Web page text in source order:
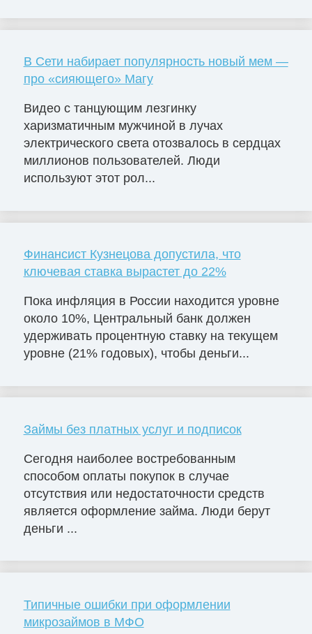
В Сети набирает популярность новый мем —
про «сияющего» Магу
Видео с танцующим лезгинку
харизматичным мужчиной в лучах
электрического света отозвалось в сердцах
миллионов пользователей. Люди
используют этот рол...
Финансист Кузнецова допустила, что
ключевая ставка вырастет до 22%
Пока инфляция в России находится уровне
около 10%, Центральный банк должен
удерживать процентную ставку на текущем
уровне (21% годовых), чтобы деньги...
Займы без платных услуг и подписок
Сегодня наиболее востребованным
способом оплаты покупок в случае
отсутствия или недостаточности средств
является оформление займа. Люди берут
деньги ...
Типичные ошибки при оформлении
микрозаймов в МФО